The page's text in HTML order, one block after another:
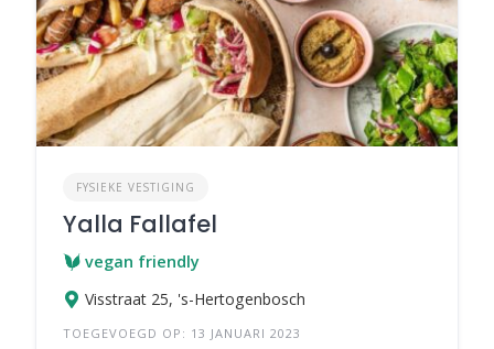
FYSIEKE VESTIGING
Yalla Fallafel
vegan friendly
Visstraat 25, 's-Hertogenbosch
TOEGEVOEGD OP: 13 JANUARI 2023